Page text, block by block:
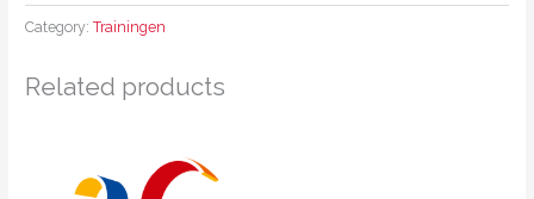
Category:Trainingen
Related products